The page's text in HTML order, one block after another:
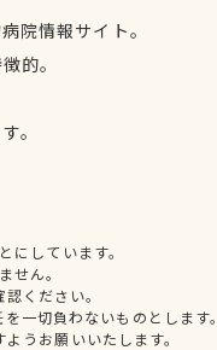
院情報サイト。
的。
。
しています。
せん。
ください。
一切負わないものとします。
うお願いいたします。